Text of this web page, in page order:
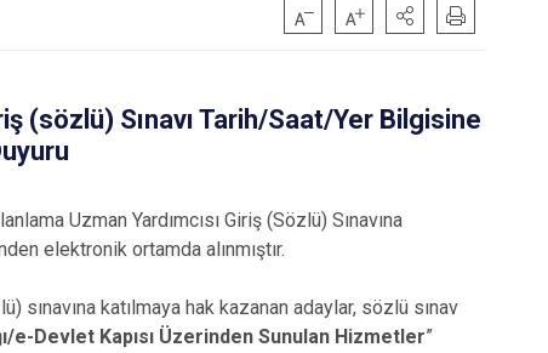
(sözlü) Sınavı Tarih/Saat/Yer Bilgisine
Uzman Yardımcısı Giriş (Sözlü) Sınavına
elektronik ortamda alınmıştır.
sınavına katılmaya hak kazanan adaylar, sözlü sınav
e-Devlet Kapısı Üzerinden Sunulan Hizmetler”